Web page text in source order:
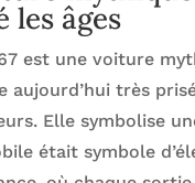
les âges
est une voiture
aujourd’hui très
Elle symbolise
était symbole